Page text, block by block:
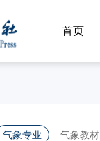
首页
气象专业 气象教材